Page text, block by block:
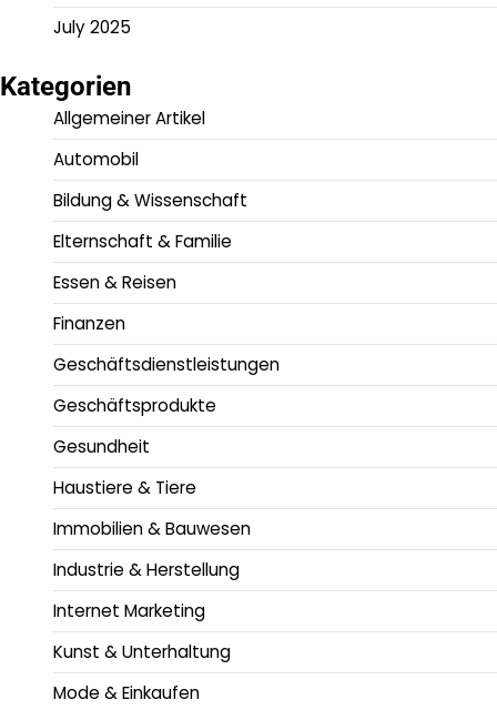
July 2025
Kategorien
Allgemeiner Artikel
Automobil
Bildung & Wissenschaft
Elternschaft & Familie
Essen & Reisen
Finanzen
Geschäftsdienstleistungen
Geschäftsprodukte
Gesundheit
Haustiere & Tiere
Immobilien & Bauwesen
Industrie & Herstellung
Internet Marketing
Kunst & Unterhaltung
Mode & Einkaufen